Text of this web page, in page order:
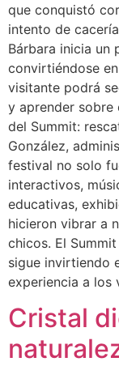
que conquistó
intento de
Bárbara inicia un
convirtiéndose
visitante podrá
y aprender sobre
del Summit:
González,
festival no solo
interactivos,
educativas,
hicieron vibrar a
chicos. El
sigue invirtiendo
experiencia a los
Cristal